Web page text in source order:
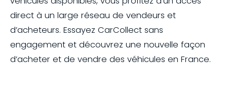
direct à un large réseau de vendeurs et
d’acheteurs. Essayez CarCollect sans
engagement et découvrez une nouvelle façon
d’acheter et de vendre des véhicules en France.